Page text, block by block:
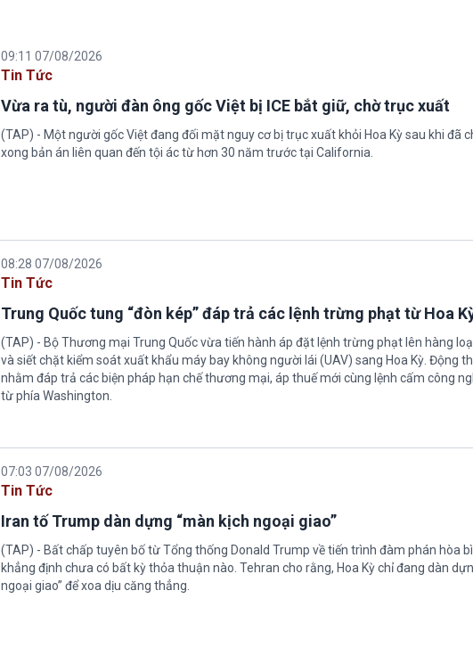
09:11 07/08/2026
Tin Tức
Vừa ra tù, người đàn ông gốc Việt bị ICE bắt giữ, chờ trục xuất
(TAP) - Một người gốc Việt đang đối mặt nguy cơ bị trục xuất khỏi Hoa Kỳ sau khi đã
xong bản án liên quan đến tội ác từ hơn 30 năm trước tại California.
08:28 07/08/2026
Tin Tức
Trung Quốc tung “đòn kép” đáp trả các lệnh trừng phạt từ Hoa
(TAP) - Bộ Thương mại Trung Quốc vừa tiến hành áp đặt lệnh trừng phạt lên hàng
và siết chặt kiểm soát xuất khẩu máy bay không người lái (UAV) sang Hoa Kỳ. Động
nhằm đáp trả các biện pháp hạn chế thương mại, áp thuế mới cùng lệnh cấm công
từ phía Washington.
07:03 07/08/2026
Tin Tức
Iran tố Trump dàn dựng “màn kịch ngoại giao”
(TAP) - Bất chấp tuyên bố từ Tổng thống Donald Trump về tiến trình đàm phán hòa
khẳng định chưa có bất kỳ thỏa thuận nào. Tehran cho rằng, Hoa Kỳ chỉ đang dàn
ngoại giao” để xoa dịu căng thẳng.